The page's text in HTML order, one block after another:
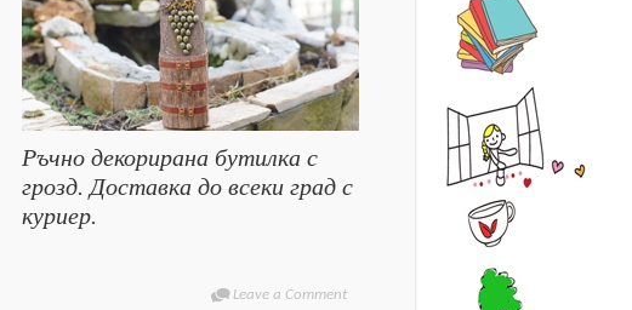
Ръчно декорирана бутилка с
грозд. Доставка до всеки град с
куриер.
Leave a Comment